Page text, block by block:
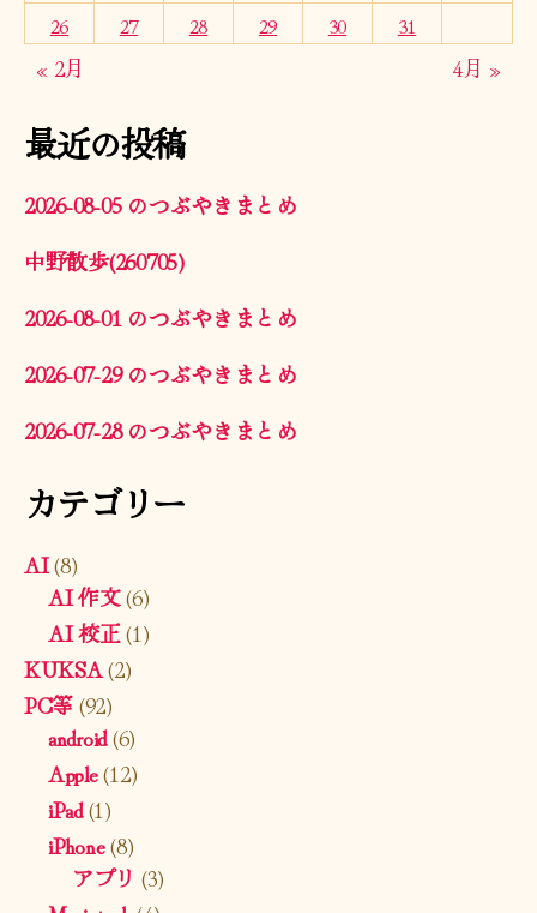
26
27 28 29 30 31
« 2月 4月 »
最近の投稿
2026-08-05 のつぶやきまとめ
中野散歩(260705)
2026-08-01 のつぶやきまとめ
2026-07-29 のつぶやきまとめ
2026-07-28 のつぶやきまとめ
カテゴリー
AI(8)
AI 作文(6)
AI 校正(1)
KUKSA(2)
PC等(92)
android(6)
Apple(12)
iPad(1)
iPhone(8)
アプリ (3)